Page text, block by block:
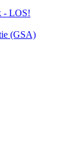
- LOS!
(GSA)